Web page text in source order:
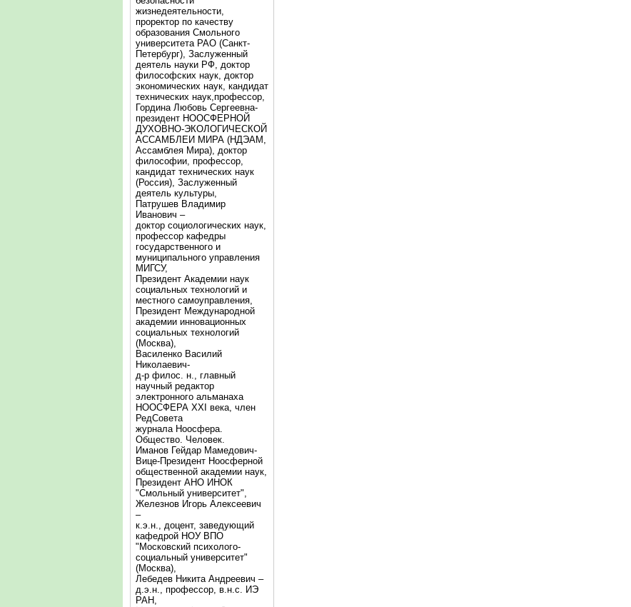
жизнедеятельности,
проректор по качеству
образования Смольного
университета РАО (Санкт-
Петербург), Заслуженный
деятель науки РФ, доктор
философских наук, доктор
экономических наук, кандидат
технических наук,профессор,
Гордина Любовь Сергеевна-
президент НООСФЕРНОЙ
ДУХОВНО-ЭКОЛОГИЧЕСКОЙ
АССАМБЛЕИ МИРА (НДЭАМ,
Ассамблея Мира), доктор
философии, профессор,
кандидат технических наук
(Россия), Заслуженный
деятель культуры,
Патрушев Владимир
Иванович –
доктор социологических наук,
профессор кафедры
государственного и
муниципального управления
МИГСУ,
Президент Академии наук
социальных технологий и
местного самоуправления,
Президент Международной
академии инновационных
социальных технологий
(Москва),
Василенко Василий
Николаевич-
д-р филос. н., главный
научный редактор
электронного альманаха
НООСФЕРА XXI века, член
РедСовета
журнала Ноосфера.
Общество. Человек.
Иманов Гейдар Мамедович-
Вице-Президент Ноосферной
общественной академии наук,
Президент АНО ИНОК
"Смольный университет",
Железнов Игорь Алексеевич
–
к.э.н., доцент, заведующий
кафедрой НОУ ВПО
"Московский психолого-
социальный университет"
(Москва),
Лебедев Никита Андреевич –
д.э.н., профессор, в.н.с. ИЭ
РАН,